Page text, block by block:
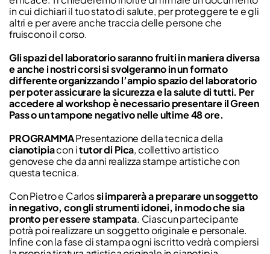
in cui dichiari il tuo stato di salute, per proteggere te e gli
altri e per avere anche traccia delle persone che
fruiscono il corso.
Gli spazi del laboratorio saranno fruiti in maniera diversa
e anche i nostri corsi si svolgeranno in un formato
differente organizzando l’ampio spazio del laboratorio
per poter assicurare la sicurezza e la salute di tutti. Per
accedere al workshop è necessario presentare il Green
Pass o un tampone negativo nelle ultime 48 ore.
PROGRAMMAPresentazione della tecnica della
cianotipiacon itutor di Pica, collettivo artistico
genovese che da anni realizza stampe artistiche con
questa tecnica.
Con Pietro e Carlossi imparerà a preparare un soggetto
in negativo, con gli strumenti idonei, in modo che sia
pronto per essere stampata. Ciascun partecipante
potrà poi realizzare un soggetto originale e personale.
Infine con la fase di stampa ogni iscritto vedrà compiersi